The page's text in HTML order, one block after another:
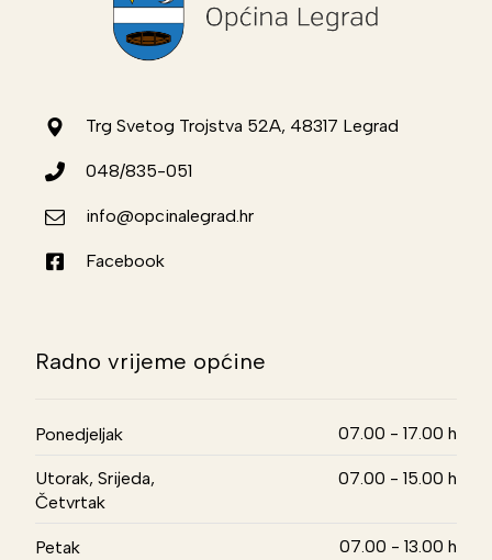
Trg Svetog Trojstva 52A, 48317 Legrad
048/835-051
info@opcinalegrad.hr
Facebook
Radno vrijeme općine
Ponedjeljak 07.00 - 17.00 h
Utorak, Srijeda,
Četvrtak
07.00 - 15.00 h
Petak 07.00 - 13.00 h